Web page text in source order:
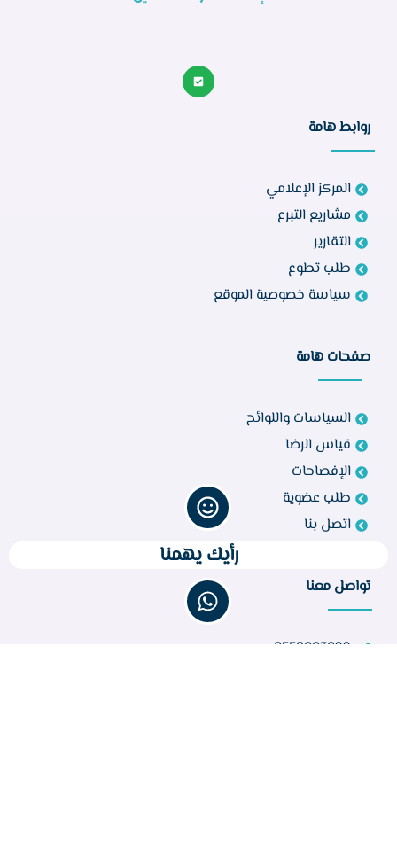
روابط هامة
المركز الإعلامي
مشاريع التبرع
التقارير
طلب تطوع
سياسة خصوصية الموقع
صفحات هامة
السياسات واللوائح
قياس الرضا
الإفصاحات
طلب عضوية
اتصل بنا
تواصل معنا
0558003099
رأيك يهمنا